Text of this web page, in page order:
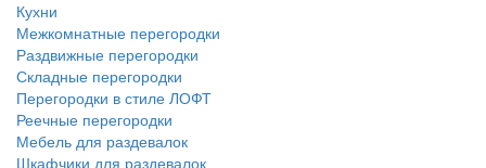
Кухни
Межкомнатные перегородки
Раздвижные перегородки
Складные перегородки
Перегородки в стиле ЛОФТ
Реечные перегородки
Мебель для раздевалок
Шкафчики для раздевалок